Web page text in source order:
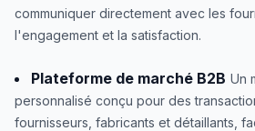
communiquer directement avec les
l'engagement et la satisfaction.
Plateforme de marché B2B Un
personnalisé conçu pour des
fournisseurs, fabricants et détaillants,